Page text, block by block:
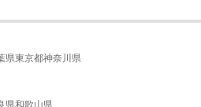
県東京都神奈川県
県和歌山県